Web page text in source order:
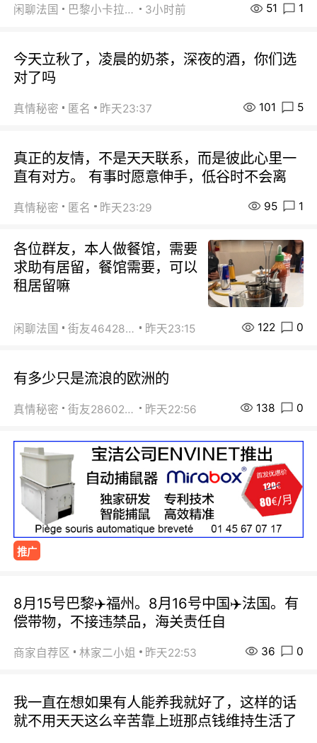
闲聊法国 巴黎小卡拉咪 3小时前 51 1
今天立秋了，凌晨的奶茶，深夜的酒，你们选
对了吗
真情秘密 匿名 昨天23:37 101 5
真正的友情，不是天天联系，而是彼此心里一
直有对方。 有事时愿意伸手，低谷时不会离
真情秘密 匿名 昨天23:29 95 1
各位群友，本人做餐馆，需要
求助有居留，餐馆需要，可以
租居留嘛
闲聊法国 街友46428878 昨天23:15 122 0
有多少只是流浪的欧洲的
真情秘密 街友28602925 昨天22:56 138 0
推广
8月15号巴黎✈️福州。8月16号中国✈️法国。有
偿带物，不接违禁品，海关责任自
商家自荐区 林家二小姐 昨天22:53 36 0
我一直在想如果有人能养我就好了，这样的话
就不用天天这么辛苦靠上班那点钱维持生活了